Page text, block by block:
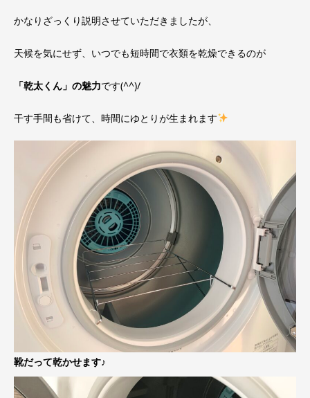
かなりざっくり説明させていただきましたが、
天候を気にせず、いつでも短時間で衣類を乾燥できるのが
「乾太くん」の魅力です(^^)/
干す手間も省けて、時間にゆとりが生まれます
靴だって乾かせます♪